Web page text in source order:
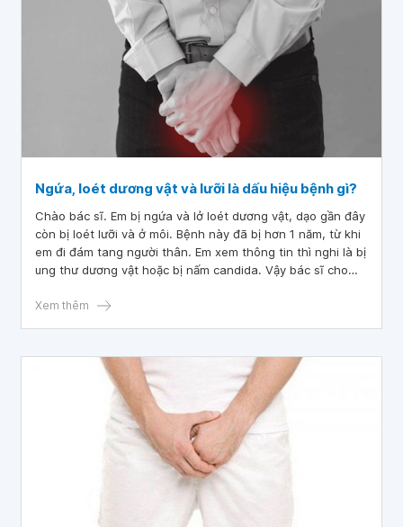
Ngứa, loét dương vật và lưỡi là dấu hiệu bệnh gì?
Chào bác sĩ. Em bị ngứa và lở loét dương vật, dạo gần đây
còn bị loét lưỡi và ở môi. Bệnh này đã bị hơn 1 năm, từ khi
em đi đám tang người thân. Em xem thông tin thì nghi là bị
ung thư dương vật hoặc bị nấm candida. Vậy bác sĩ cho
Xem thêm